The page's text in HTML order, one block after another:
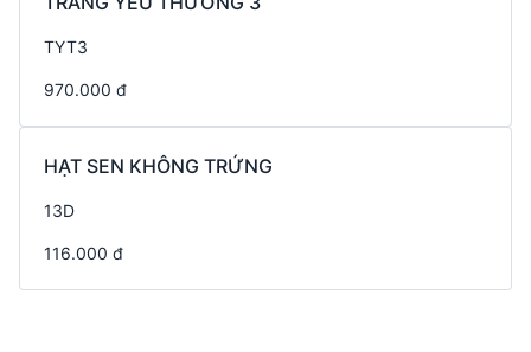
TYT3
970.000 đ
HẠT SEN KHÔNG TRỨNG
13D
116.000 đ